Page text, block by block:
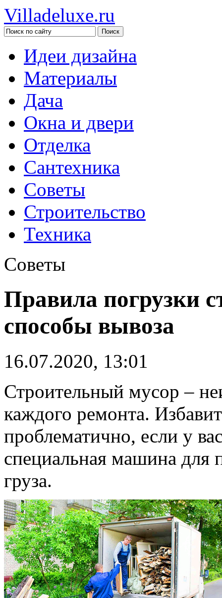
Villadeluxe.ru
Идеи дизайна
Материалы
Дача
Окна и двери
Отделка
Сантехника
Советы
Строительство
Техника
Советы
Правила погрузки
способы вывоза
16.07.2020, 13:01
Строительный мусор –
каждого ремонта.
проблематично, если у
специальная машина для
груза.